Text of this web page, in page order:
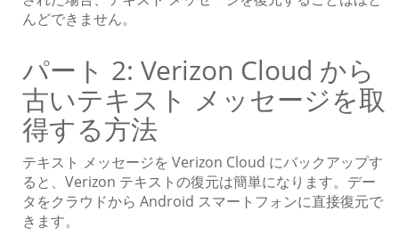
んどできません。
パート 2: Verizon Cloud から
古いテキスト メッセージを取
得する方法
テキスト メッセージを Verizon Cloud にバックアップす
ると、Verizon テキストの復元は簡単になります。デー
タをクラウドから Android スマートフォンに直接復元で
きます。